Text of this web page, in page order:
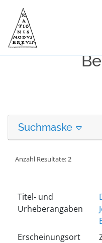
Erweiterte
Suchmaske
Anzahl Resultate: 2
Titel- und
Urheberangaben
Erscheinungsort